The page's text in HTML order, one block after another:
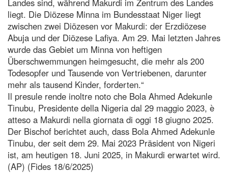
Landes sind, während Makurdi im Zentrum des Landes
liegt. Die Diözese Minna im Bundesstaat Niger liegt
zwischen zwei Diözesen vor Makurdi: der Erzdiözese
Abuja und der Diözese Lafiya. Am 29. Mai letzten Jahres
wurde das Gebiet um Minna von heftigen
Überschwemmungen heimgesucht, die mehr als 200
Todesopfer und Tausende von Vertriebenen, darunter
mehr als tausend Kinder, forderten.“
Il presule rende inoltre noto che Bola Ahmed Adekunle
Tinubu, Presidente della Nigeria dal 29 maggio 2023, è
atteso a Makurdi nella giornata di oggi 18 giugno 2025.
Der Bischof berichtet auch, dass Bola Ahmed Adekunle
Tinubu, der seit dem 29. Mai 2023 Präsident von Nigeri
ist, am heutigen 18. Juni 2025, in Makurdi erwartet wird.
(AP) (Fides 18/6/2025)